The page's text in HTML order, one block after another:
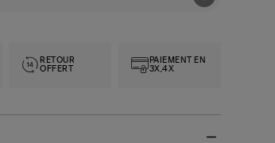
RETOUR
OFFERT
PAIEMENT EN
3X,4X